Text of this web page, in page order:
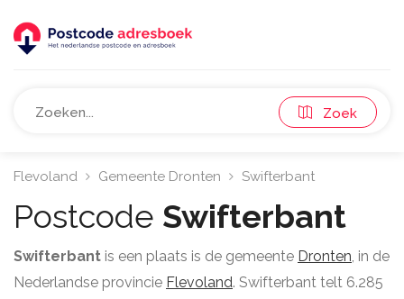
Zoek
Flevoland Gemeente Dronten Swifterbant
Postcode Swifterbant
Swifterbant is een plaats is de gemeente Dronten, in de
Nederlandse provincie Flevoland. Swifterbant telt 6.285